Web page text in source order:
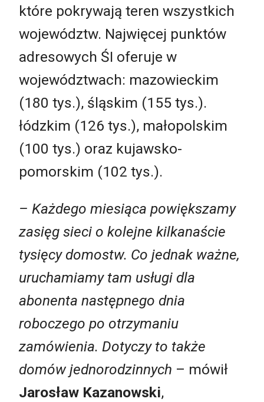
które pokrywają teren wszystkich
województw. Najwięcej punktów
adresowych ŚI oferuje w
województwach: mazowieckim
(180 tys.), śląskim (155 tys.).
łódzkim (126 tys.), małopolskim
(100 tys.) oraz kujawsko-
pomorskim (102 tys.).
– Każdego miesiąca powiększamy
zasięg sieci o kolejne kilkanaście
tysięcy domostw. Co jednak ważne,
uruchamiamy tam usługi dla
abonenta następnego dnia
roboczego po otrzymaniu
zamówienia. Dotyczy to także
domów jednorodzinnych – mówił
Jarosław Kazanowski,